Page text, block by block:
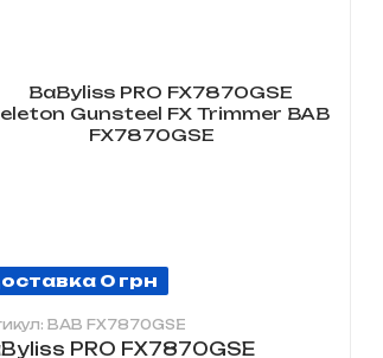
0 грн
BAB FX7870GSE
PRO FX7870GSE